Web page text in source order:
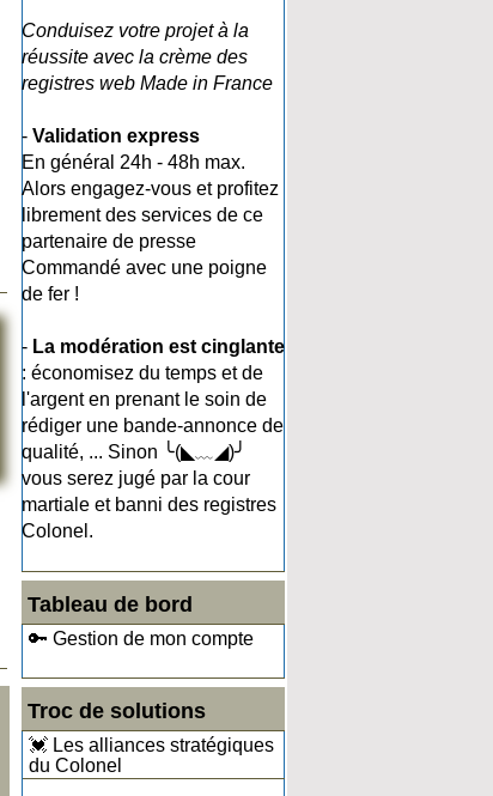
Conduisez votre projet à la
réussite avec la crème des
registres web Made in France
- Validation express
En général 24h - 48h max.
Alors engagez-vous et profitez
librement des services de ce
partenaire de presse
Commandé avec une poigne
de fer !
- La modération est cinglante
: économisez du temps et de
l'argent en prenant le soin de
rédiger une bande-annonce de
qualité, ... Sinon ╰(◣﹏◢)╯
vous serez jugé par la cour
martiale et banni des registres
Colonel.
Tableau de bord
🔑 Gestion de mon compte
Troc de solutions
💓 Les alliances stratégiques
du Colonel